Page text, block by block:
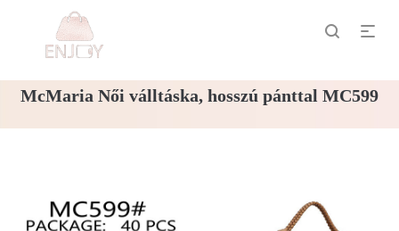
McMaria Női válltáska, hosszú pánttal MC599